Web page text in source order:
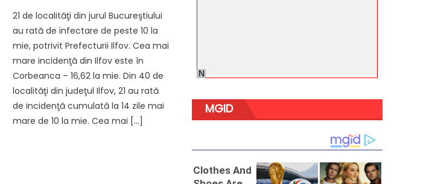
21 de localităţi din jurul Bucureştiului
au rată de infectare de peste 10 la
mie, potrivit Prefecturii Ilfov. Cea mai
mare incidenţă din Ilfov este în
Corbeanca – 16,62 la mie. Din 40 de
localităţi din judeţul Ilfov, 21 au rată
de incidenţă cumulată la 14 zile mai
mare de 10 la mie. Cea mai […]
MGID